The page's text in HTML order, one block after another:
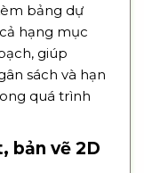
bảng dự
hạng mục
giúp
sách và hạn
quá trình
bản vẽ 2D